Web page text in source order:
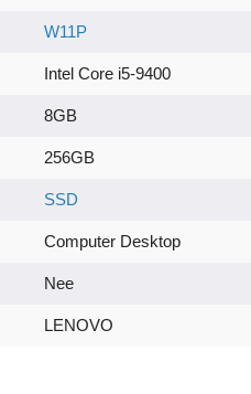
W11P
Intel Core i5-9400
8GB
256GB
SSD
Computer Desktop
Nee
LENOVO